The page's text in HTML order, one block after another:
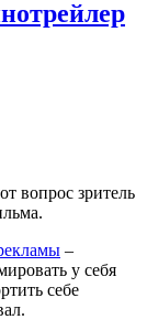
вопрос зритель
–
у себя
себе